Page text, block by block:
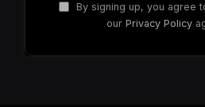
By signing up, you agree
our Privacy Policy